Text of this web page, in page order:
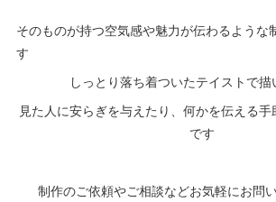
そのものが持つ空気感や魅力が伝わるような
す
しっとり落ち着ついたテイストで描
見た人に安らぎを与えたり、何かを伝える
です
制作のご依頼やご相談などお気軽にお問